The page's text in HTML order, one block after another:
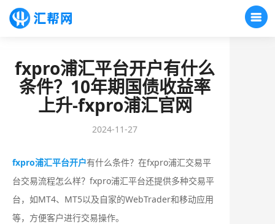
fxpro浦汇平台开户有什么
条件？10年期国债收益率
上升-fxpro浦汇官网
2024-11-27
fxpro浦汇平台开户有什么条件？在fxpro浦汇交易平
台交易流程怎么样？fxpro浦汇平台还提供多种交易平
台，如MT4、MT5以及自家的WebTrader和移动应用
等，方便客户进行交易操作。